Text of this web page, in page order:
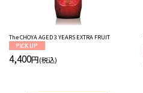
The CHOYA AGED 3 YEARS EXTRA FRUIT
4,400円(税込)